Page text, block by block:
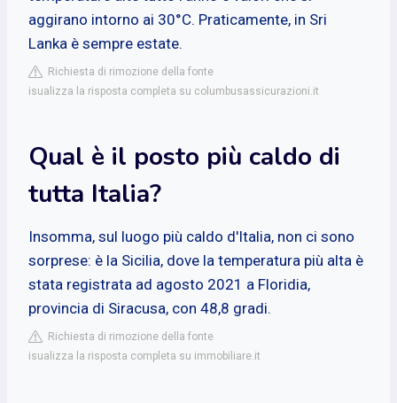
aggirano intorno ai 30°C. Praticamente, in Sri
Lanka è sempre estate.
Richiesta di rimozione della fonte
isualizza la risposta completa su columbusassicurazioni.it
Qual è il posto più caldo di
tutta Italia?
Insomma, sul luogo più caldo d'Italia, non ci sono
sorprese: è la Sicilia, dove la temperatura più alta è
stata registrata ad agosto 2021 a Floridia,
provincia di Siracusa, con 48,8 gradi.
Richiesta di rimozione della fonte
isualizza la risposta completa su immobiliare.it